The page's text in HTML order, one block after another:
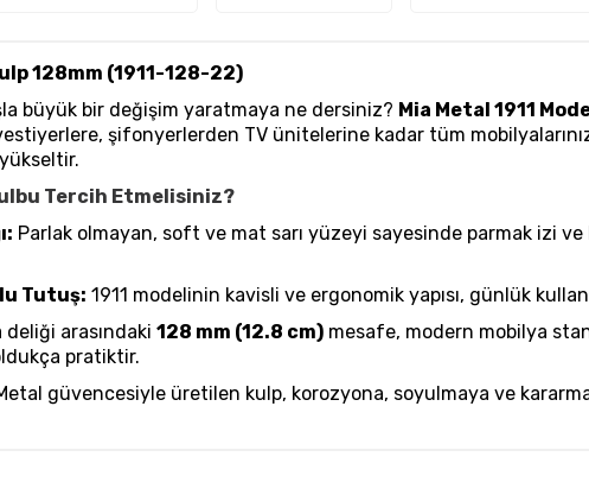
128mm (1911-128-22)
büyük bir değişim yaratmaya ne dersiniz? Mia Metal 1911
şifonyerlerden TV ünitelerine kadar tüm
Tercih Etmelisiniz?
Parlak olmayan, soft ve mat sarı yüzeyi sayesinde parmak izi
Tutuş: 1911 modelinin kavisli ve ergonomik yapısı, günlük
deliği arasındaki 128 mm (12.8 cm) mesafe, modern mobilya
pratiktir.
güvencesiyle üretilen kulp, korozyona, soyulmaya ve